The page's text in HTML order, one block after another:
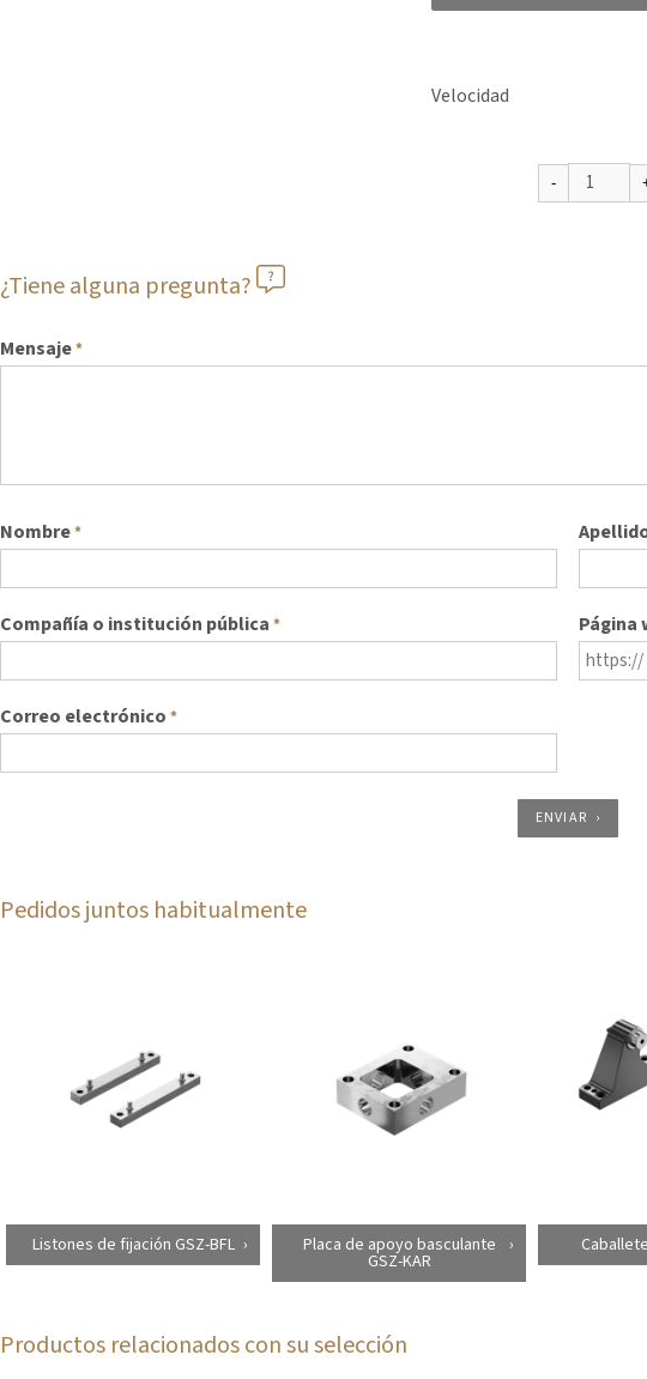
Velocidad
¿Tiene alguna pregunta?
Mensaje*
Nombre*
Compañía o institución pública * Página
Correo electrónico *
ENVIAR
Pedidos juntos habitualmente
Listones de fijación GSZ-BFL Placa de apoyo basculante
GSZ-KAR
Productos relacionados con su selección